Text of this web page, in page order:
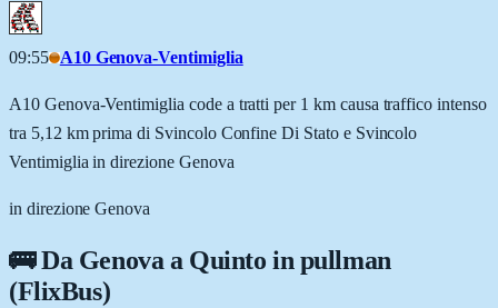
09:55 A10 Genova-Ventimiglia
A10 Genova-Ventimiglia code a tratti per 1 km causa traffico intenso
tra 5,12 km prima di Svincolo Confine Di Stato e Svincolo
Ventimiglia in direzione Genova
in direzione Genova
🚌 Da Genovaa Quinto in pullman
(FlixBus)